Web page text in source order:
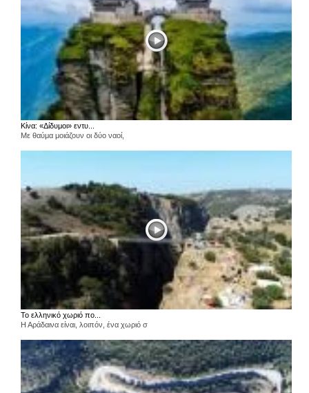
Κίνα: «Δίδυμοι» εντυ...
Με θαύμα μοιάζουν οι δύο ναοί,
Το ελληνικό χωριό πο...
Η Αράδαινα είναι, λοιπόν, ένα χωριό σ